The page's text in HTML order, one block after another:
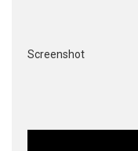
Screenshot